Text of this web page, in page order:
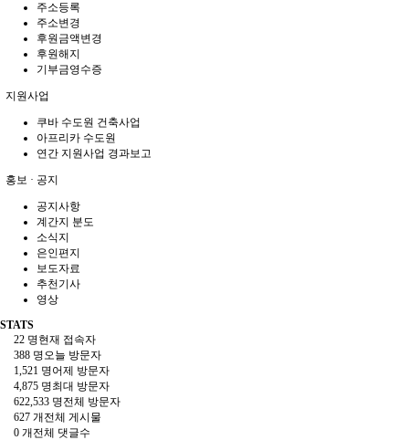
주소등록
주소변경
후원금액변경
후원해지
기부금영수증
지원사업
쿠바 수도원 건축사업
아프리카 수도원
연간 지원사업 경과보고
홍보 · 공지
공지사항
계간지 분도
소식지
은인편지
보도자료
추천기사
영상
STATS
22 명현재 접속자
388 명오늘 방문자
1,521 명어제 방문자
4,875 명최대 방문자
622,533 명전체 방문자
627 개 전체 게시물
0 개 전체 댓글수